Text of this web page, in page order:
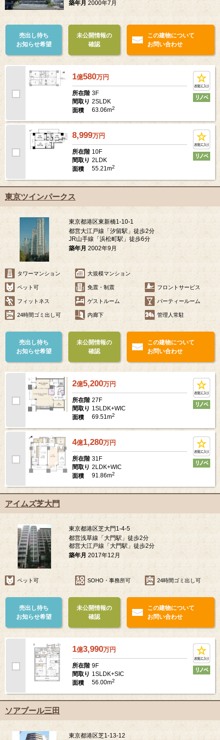
築年月 2000年7月
売出し待ち
お知らせ希望
未公開情報の
確認
この建物について
お問い合わせ
1億580万円
所在階 3F
間取り 2SLDK
面積
63.06m2
8,999万円
所在階 10F
間取り 2LDK
面積
55.21m2
東京ツインパークス
東京都港区東新橋1-10-1
都営大江戸線「汐留駅」徒歩2分
JR山手線「浜松町駅」徒歩6分
築年月 2002年9月
タワーマンション 大規模マンション
ペット可 免震・制震 フロントサービス
フィットネス ゲストルーム パーティールーム
24時間ゴミ出し可 内廊下 管理人常駐
売出し待ち
お知らせ希望
未公開情報の
確認
この建物について
お問い合わせ
2億5,200万円
所在階 27F
間取り 1SLDK+WIC
面積
69.51m2
4億1,280万円
所在階 31F
間取り 2LDK+WIC
面積
91.86m2
アイムズ芝大門
東京都港区芝大門1-4-5
都営浅草線「大門駅」徒歩2分
都営大江戸線「大門駅」徒歩2分
築年月 2017年12月
ペット可 SOHO・事務所可 24時間ゴミ出し可
売出し待ち
お知らせ希望
未公開情報の
確認
この建物について
お問い合わせ
1億3,990万円
所在階 9F
間取り 1SLDK+SIC
面積
56.00m2
ソアブール三田
東京都港区芝1-13-12